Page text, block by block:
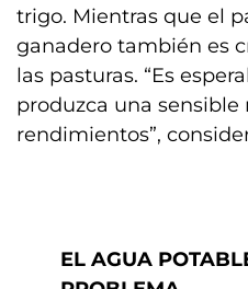
trigo. Mientras que el
ganadero también es
las pasturas. “Es
produzca una sensible
rendimientos”,
EL AGUA